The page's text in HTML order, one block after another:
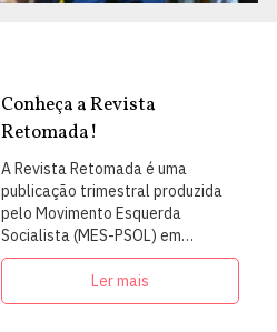
Conheça a Revista
Retomada!
A Revista Retomada é uma
publicação trimestral produzida
pelo Movimento Esquerda
Socialista (MES-PSOL) em
articulação com intelectuais,
militantes e artistas
Ler mais